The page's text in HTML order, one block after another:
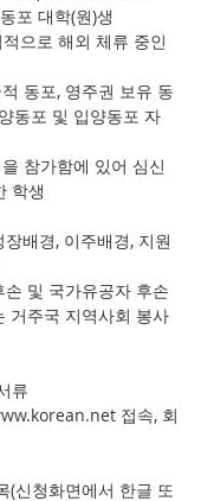
포 대학(원)생
동포 및 입양동포 자
학생
손 및 국가유공자 후손
류